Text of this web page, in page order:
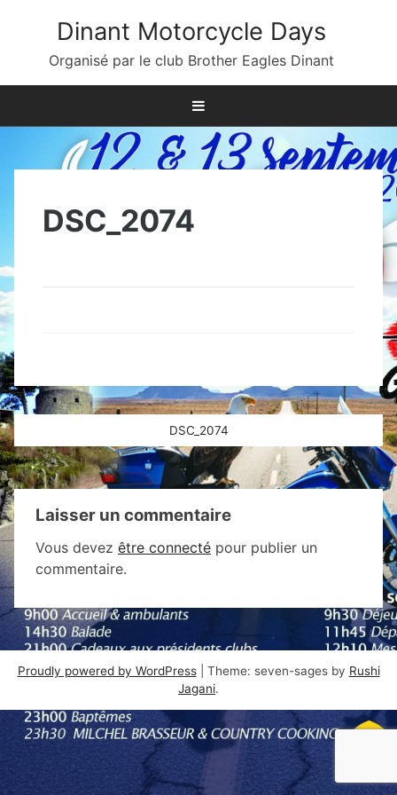
Dinant Motorcycle Days
Organisé par le club Brother Eagles Dinant
DSC_2074
Navigation
de
l’article
DSC_2074
Laisser un commentaire
Vous devez être connecté pour publier un
commentaire.
Proudly powered by WordPress Theme: seven-sages by Rushi
Jagani.